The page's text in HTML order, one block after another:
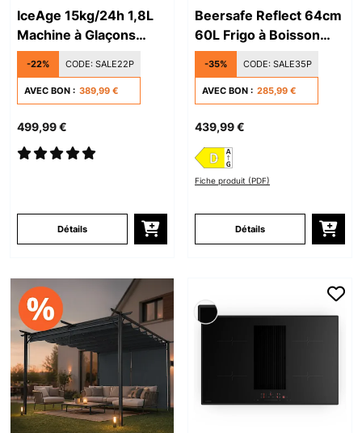
IceAge 15kg/24h 1,8L
Machine à Glaçons
Argent
-22% CODE: SALE22P
AVEC BON : 389,99 €
499,99 €
Détails
Beersafe Reflect 64cm
60L Frigo à Boisson
avec Porte Vitrée Noir
-35% CODE: SALE35P
AVEC BON : 285,99 €
439,99 €
Fiche produit (PDF)
Détails